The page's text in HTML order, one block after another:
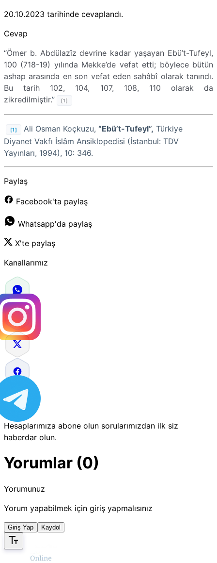
20.10.2023 tarihinde cevaplandı.
Cevap
“Ömer b. Abdülazîz devrine kadar yaşayan Ebü’t-Tufeyl,
100 (718-19) yılında Mekke’de vefat etti; böylece bütün
ashap arasında en son vefat eden sahâbî olarak tanındı.
Bu tarih 102, 104, 107, 108, 110 olarak da
zikredilmiştir.” [1]
[1] Ali Osman Koçkuzu, “Ebü’t-Tufeyl”, Türkiye
Diyanet Vakfı İslâm Ansiklopedisi (İstanbul: TDV
Yayınları, 1994), 10: 346.
Paylaş
Facebook'ta paylaş
Whatsapp'da paylaş
X'te paylaş
Kanallarımız
Hesaplarımıza abone olun sorularımızdan ilk siz
haberdar olun.
Yorumlar (0)
Yorumunuz
Yorum yapabilmek için giriş yapmalısınız
Giriş Yap Kaydol